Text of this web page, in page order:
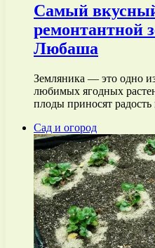
Самый
ремонтантной
Любаша
Земляника — это одно
любимых ягодных
плоды приносят
Сад и огород